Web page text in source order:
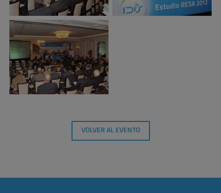
VOLVER AL EVENTO